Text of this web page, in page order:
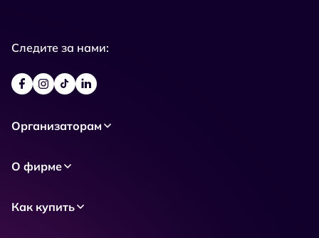
Следите за нами:
Организаторам
О фирме
Как купить